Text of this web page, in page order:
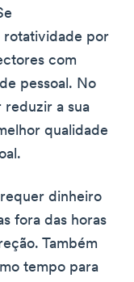
rotatividade por
com
pessoal. No
reduzir a sua
qualidade
dinheiro
fora das horas
Também
tempo para